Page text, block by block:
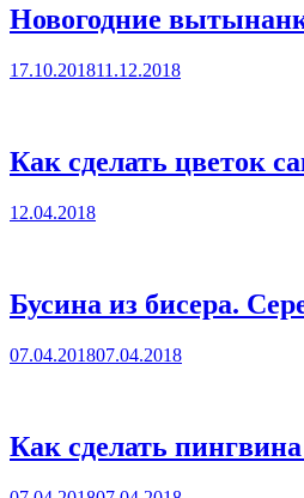
Новогодние
17.10.201811.12.2018
Как сделать цветок
12.04.2018
Бусина из бисера.
07.04.201807.04.2018
Как сделать